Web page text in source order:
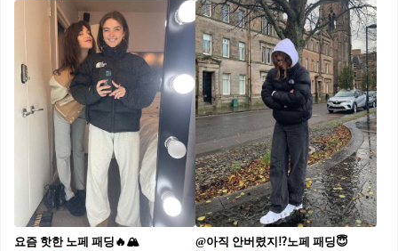
요즘 핫한 노페 패딩🔥🏔
@아직 안버렸지⁉️노페 패딩😇